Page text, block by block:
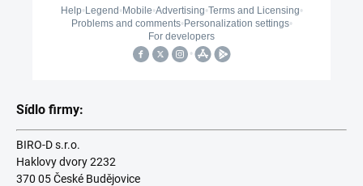
Sídlo firmy:
BIRO-D s.r.o.
Haklovy dvory 2232
370 05 České Budějovice